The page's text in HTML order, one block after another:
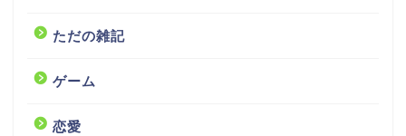
ただの雑記
ゲーム
恋愛